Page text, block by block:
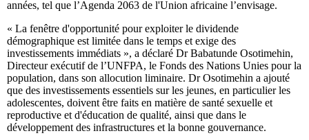
années, tel que l’Agenda 2063 de l'Union africaine l’envisage.
« La fenêtre d'opportunité pour exploiter le dividende
démographique est limitée dans le temps et exige des
investissements immédiats », a déclaré Dr Babatunde Osotimehin,
Directeur exécutif de l’UNFPA, le Fonds des Nations Unies pour la
population, dans son allocution liminaire. Dr Osotimehin a ajouté
que des investissements essentiels sur les jeunes, en particulier les
adolescentes, doivent être faits en matière de santé sexuelle et
reproductive et d'éducation de qualité, ainsi que dans le
développement des infrastructures et la bonne gouvernance.